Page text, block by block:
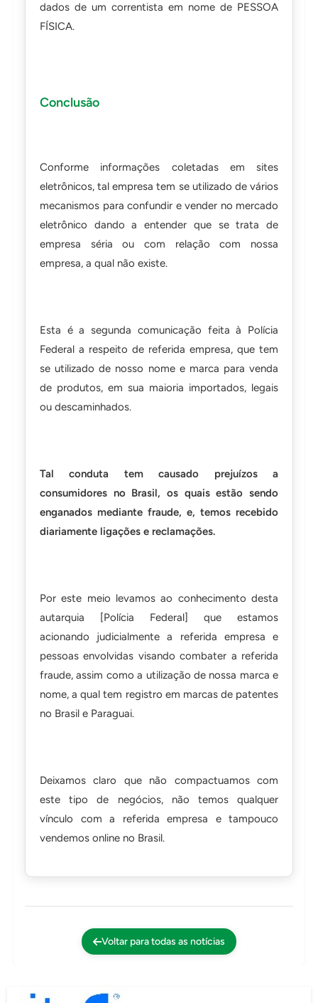
dados de um correntista em nome de PESSOA
FÍSICA.
Conclusão
Conforme informações coletadas em sites
eletrônicos, tal empresa tem se utilizado de vários
mecanismos para confundir e vender no mercado
eletrônico dando a entender que se trata de
empresa séria ou com relação com nossa
empresa, a qual não existe.
Esta é a segunda comunicação feita à Polícia
Federal a respeito de referida empresa, que tem
se utilizado de nosso nome e marca para venda
de produtos, em sua maioria importados, legais
ou descaminhados.
Tal conduta tem causado prejuízos a
consumidores no Brasil, os quais estão sendo
enganados mediante fraude, e, temos recebido
diariamente ligações e reclamações.
Por este meio levamos ao conhecimento desta
autarquia [Polícia Federal] que estamos
acionando judicialmente a referida empresa e
pessoas envolvidas visando combater a referida
fraude, assim como a utilização de nossa marca e
nome, a qual tem registro em marcas de patentes
no Brasil e Paraguai.
Deixamos claro que não compactuamos com
este tipo de negócios, não temos qualquer
vínculo com a referida empresa e tampouco
vendemos online no Brasil.
Voltar para todas as notícias